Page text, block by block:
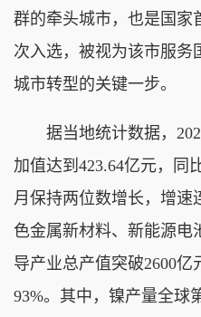
群的牵头城市，也是国家
次入选，被视为该市服务
城市转型的关键一步。
据当地统计数据，
加值达到423.64亿元，同
月保持两位数增长，增速
色金属新材料、新能源电
导产业总产值突破2600
93%。其中，镍产量全球